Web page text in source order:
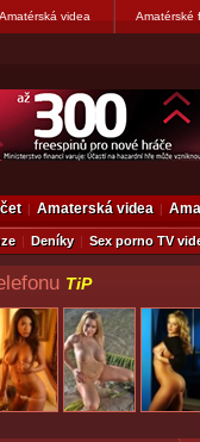
Amatérská videa Amatérské
10, tel:775674237
Amaterská videa
Deníky Sex porno TV
TiP